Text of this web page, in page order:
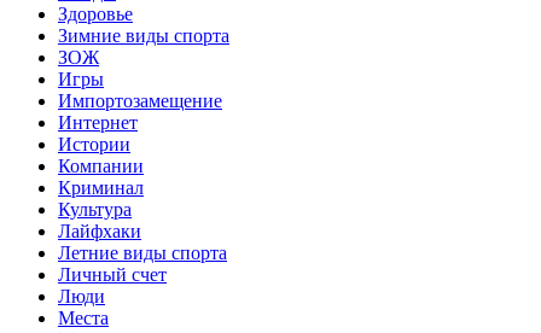
Здоровье
Зимние виды спорта
ЗОЖ
Игры
Импортозамещение
Интернет
Истории
Компании
Криминал
Культура
Лайфхаки
Летние виды спорта
Личный счет
Люди
Места